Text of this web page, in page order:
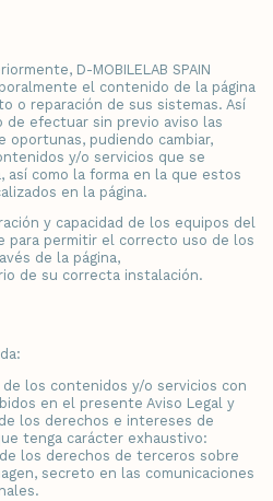
D-MOBILELAB SPAIN
el contenido de la página
o reparación de sus sistemas. Así
de efectuar sin previo aviso las
oportunas, pudiendo cambiar,
y/o servicios que se
así como la forma en la que estos
en la página.
y capacidad de los equipos del
para permitir el correcto uso de los
de la página,
de su correcta instalación.
los contenidos y/o servicios con
en el presente Aviso Legal y
los derechos e intereses de
tenga carácter exhaustivo:
los derechos de terceros sobre
secreto en las comunicaciones